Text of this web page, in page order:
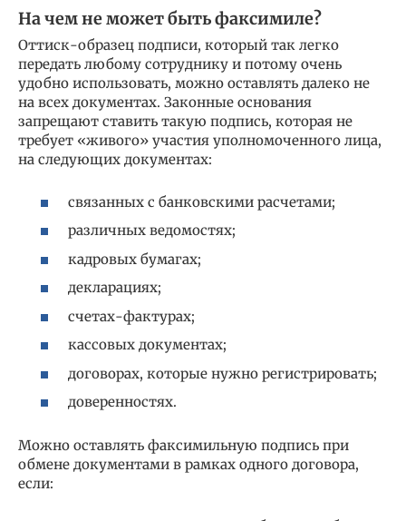
На чем не может быть факсимиле?
Оттиск-образец подписи, который так легко
передать любому сотруднику и потому очень
удобно использовать, можно оставлять далеко не
на всех документах. Законные основания
запрещают ставить такую подпись, которая не
требует «живого» участия уполномоченного лица,
на следующих документах:
связанных с банковскими расчетами;
различных ведомостях;
кадровых бумагах;
декларациях;
счетах-фактурах;
кассовых документах;
договорах, которые нужно регистрировать;
доверенностях.
Можно оставлять факсимильную подпись при
обмене документами в рамках одного договора,
если: